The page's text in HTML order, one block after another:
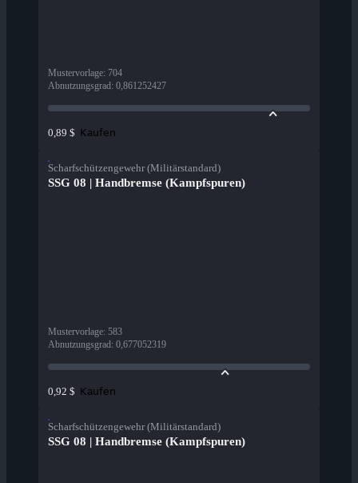
Mustervorlage: 704
Abnutzungsgrad: 0,861252427
0,89 $ Kaufen
Scharfschützengewehr (Militärstandard)
SSG 08 | Handbremse (Kampfspuren)
Mustervorlage: 583
Abnutzungsgrad: 0,677052319
0,92 $ Kaufen
Scharfschützengewehr (Militärstandard)
SSG 08 | Handbremse (Kampfspuren)